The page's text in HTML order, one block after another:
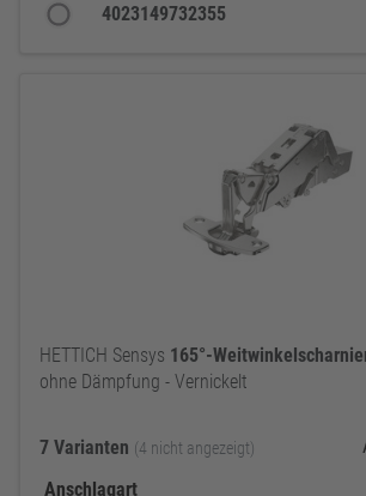
4023149732355
HETTICH Sensys 165°-
ohne Dämpfung - Vernickelt
7 Varianten (4 nicht angezeigt)
Anschlagart